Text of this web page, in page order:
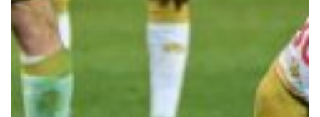
Outlet
Helan x Genoa
Isolani x Genoa